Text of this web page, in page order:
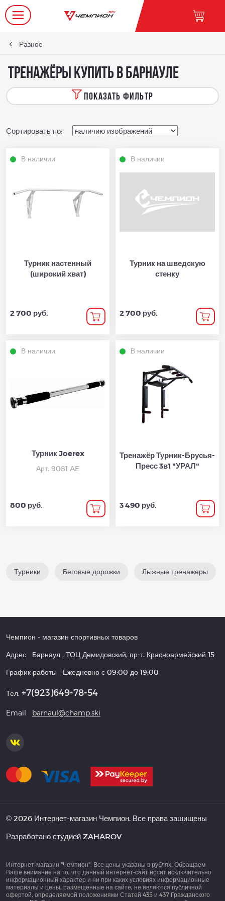
Разное
Тренажёры купить в Барнауле
ПОКАЗАТЬ ФИЛЬТР
Сортировать по:
В наличии
Турник настенный
(широкий хват)
2 700 руб.
В наличии
Турник на шведскую
стенку
2 700 руб.
В наличии
Турник Joerex
Арт. 9081 AE
800 руб.
В наличии
Тренажёр Турник-Брусья-
Пресс 3в1 "УРАЛ"
3 490 руб.
Турники Беговые дорожки Лыжные тренажеры
Чемпион - магазин спортивных товаров
Адрес Барнаул , ТОЦ Демидовский, пр-т. Красноармейский 15
График работы Ежедневно с 09:00 до 19:00
Тел. +7(923)649-78-54
Email barnaul@champ.ski
© 2026 Интернет-магазин Чемпион. Все права защищены
Разработано студией ZAHAROV
Интернет-магазин "Чемпион". Все цены указаны в рублях. Обращаем
Ваше внимание на то, что данный интернет-сайт носит исключительно
информационный характер и ни при каких условиях информационные
материалы и цены, размещенные на сайте, не являются публичной
офертой, определяемой положениями Статей 435 и 437 Гражданского